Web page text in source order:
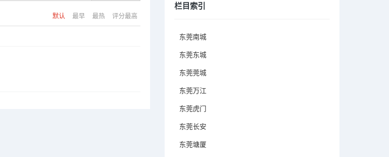
默认 最早 最热 评分最高
栏目索引
东莞南城
东莞东城
东莞莞城
东莞万江
东莞虎门
东莞长安
东莞塘厦